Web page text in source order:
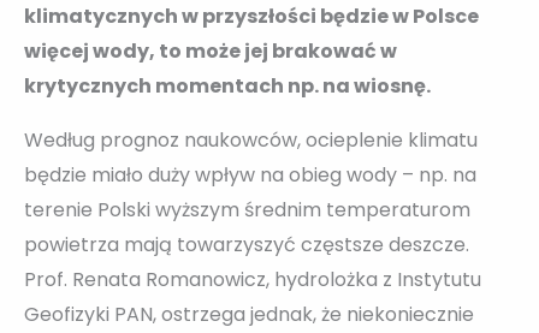
klimatycznych w przyszłości będzie w Polsce
więcej wody, to może jej brakować w
krytycznych momentach np. na wiosnę.
Według prognoz naukowców, ocieplenie klimatu
będzie miało duży wpływ na obieg wody – np. na
terenie Polski wyższym średnim temperaturom
powietrza mają towarzyszyć częstsze deszcze.
Prof. Renata Romanowicz, hydrolożka z Instytutu
Geofizyki PAN, ostrzega jednak, że niekoniecznie